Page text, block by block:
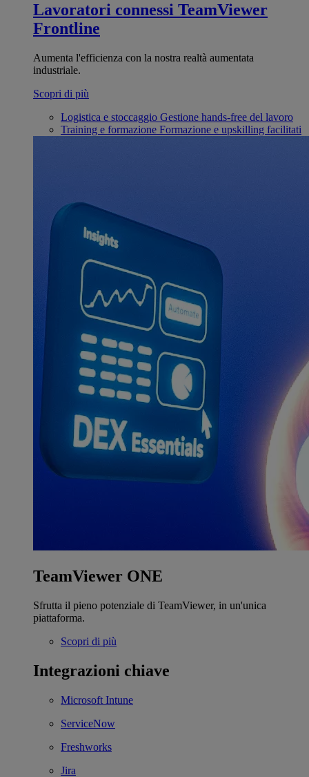
Lavoratori connessi TeamViewer
Frontline
Aumenta l'efficienza con la nostra realtà aumentata
industriale.
Scopri di più
Logistica e stoccaggio Gestione hands-free del lavoro
Training e formazione Formazione e upskilling facilitati
TeamViewer ONE
Sfrutta il pieno potenziale di TeamViewer, in un'unica
piattaforma.
Scopri di più
Integrazioni chiave
Microsoft Intune
ServiceNow
Freshworks
Jira